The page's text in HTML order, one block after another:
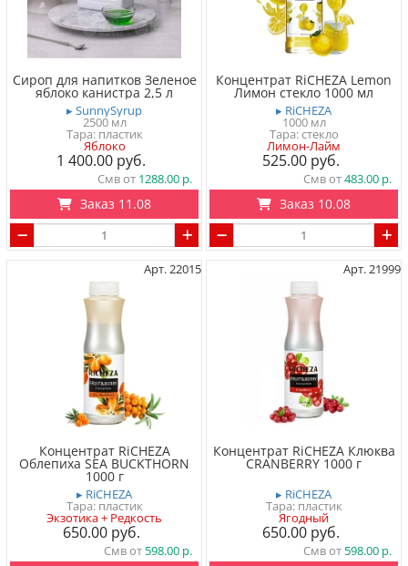
Сироп для напитков Зеленое
яблоко канистра 2,5 л
▸ SunnySyrup
2500 мл
Тара: пластик
Яблоко
1 400.00
Смв от 1288.00
Заказ 11.08
Концентрат RiCHEZA Lemon
Лимон стекло 1000 мл
▸ RiCHEZA
1000 мл
Тара: стекло
Лимон-Лайм
525.00
Смв от483.00
Заказ 10.08
Арт. 22015
Концентрат RiCHEZA
Облепиха SEA BUCKTHORN
1000 г
▸ RiCHEZA
Тара: пластик
Экзотика + Редкость
650.00
Смв от 598.00
Арт. 21999
Концентрат RiCHEZA Клюква
CRANBERRY 1000 г
▸ RiCHEZA
Тара: пластик
Ягодный
650.00
Смв от 598.00